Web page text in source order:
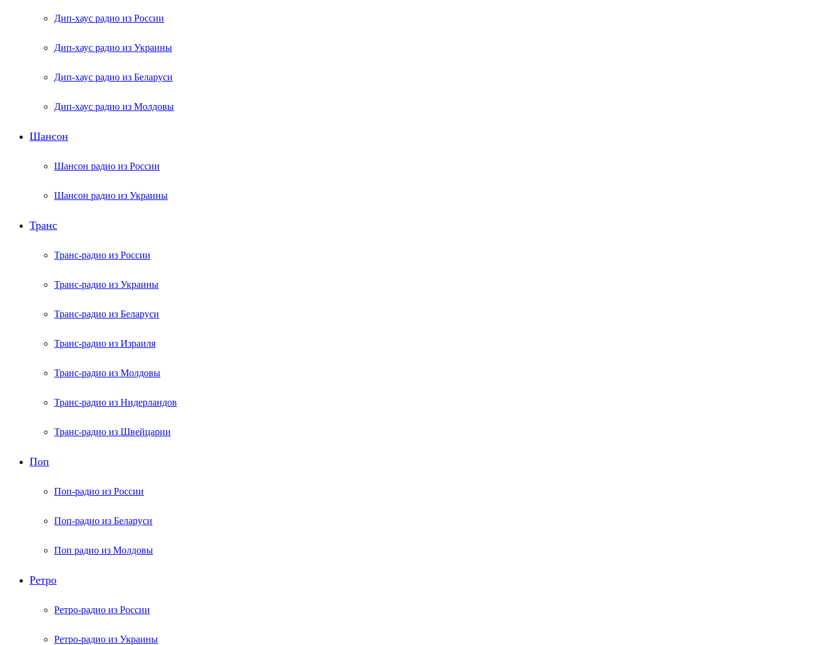
Дип-хаус радио из России
Дип-хаус радио из Украины
Дип-хаус радио из Беларуси
Дип-хаус радио из Молдовы
Шансон
Шансон радио из России
Шансон радио из Украины
Транс
Транс-радио из России
Транс-радио из Украины
Транс-радио из Беларуси
Транс-радио из Израиля
Транс-радио из Молдовы
Транс-радио из Нидерландов
Транс-радио из Швейцарии
Поп
Поп-радио из России
Поп-радио из Беларуси
Поп радио из Молдовы
Ретро
Ретро-радио из России
Ретро-радио из Украины